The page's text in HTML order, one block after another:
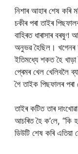
নিশাৰ আহাৰ শেষ কৰি
চকীৰ পৰা তাইৰ
বাহিৰত ধাৰাসাৰ
অনুভৱ হৈছিল। খগেনৰ
ইতিমধ্যে শকত হৈ
প্ৰেমৰ খেল খেলিবলৈ
গৈ তাইক পিছফালৰ পৰা
তাইৰ কটিত তাৰ
আচৰিত হৈ ক’লে, “কি
ডিউটি শেষ কৰি এতিয়া